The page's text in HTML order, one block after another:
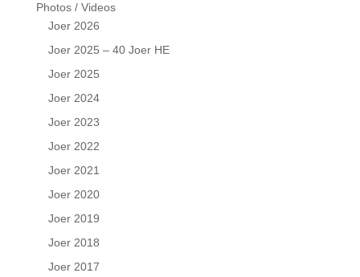
Photos / Videos
Joer 2026
Joer 2025 – 40 Joer HE
Joer 2025
Joer 2024
Joer 2023
Joer 2022
Joer 2021
Joer 2020
Joer 2019
Joer 2018
Joer 2017